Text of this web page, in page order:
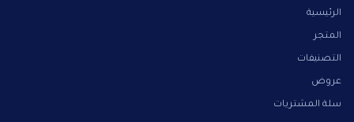
الرئيسية
المتجر
التصنيفات
عروض
سلة المشتريات